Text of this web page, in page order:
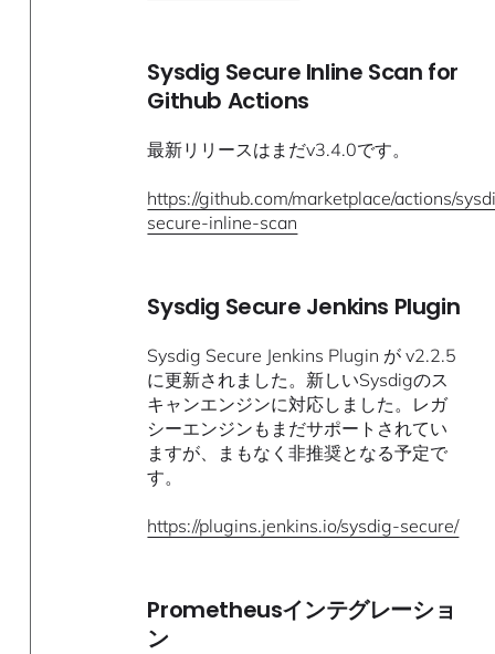
Sysdig Secure Inline Scan for
Github Actions
最新リリースはまだv3.4.0です。
https://github.com/marketplace/actions/
secure-inline-scan
Sysdig Secure Jenkins Plugin
Sysdig Secure Jenkins Plugin が v2.2.5
に更新されました。新しいSysdigのス
キャンエンジンに対応しました。レガ
シーエンジンもまだサポートされてい
ますが、まもなく非推奨となる予定で
す。
https://plugins.jenkins.io/sysdig-secure/
Prometheusインテグレーショ
ン